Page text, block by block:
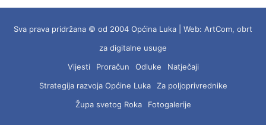
Sva prava pridržana © od 2004 Općina Luka | Web: ArtCom, obrt
za digitalne usuge
Vijesti
Proračun Odluke
Natječaji
Strategija razvoja Općine Luka
Za poljoprivrednike
Župa svetog Roka
Fotogalerije